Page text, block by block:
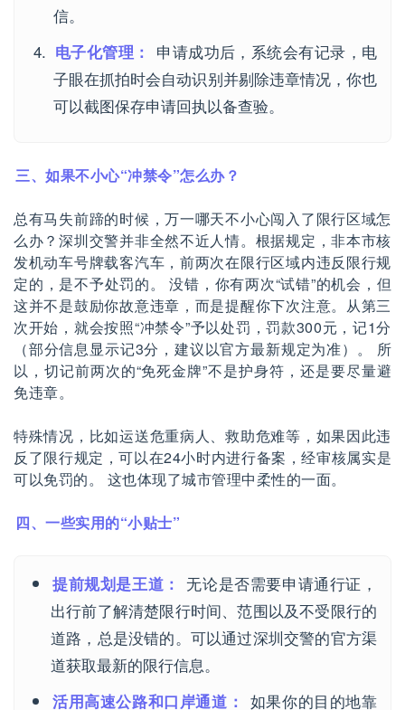
信。
电子化管理：
申请成功后，系统会有记录，电
子眼在抓拍时会自动识别并剔除违章情况，你也
可以截图保存申请回执以备查验。
三、如果不小心“冲禁令”怎么办？
总有马失前蹄的时候，万一哪天不小心闯入了限行区域怎
么办？深圳交警并非全然不近人情。根据规定，非本市核
发机动车号牌载客汽车，前两次在限行区域内违反限行规
定的，是不予处罚的。 没错，你有两次“试错”的机会，但
这并不是鼓励你故意违章，而是提醒你下次注意。从第三
次开始，就会按照“冲禁令”予以处罚，罚款300元，记1分
（部分信息显示记3分，建议以官方最新规定为准）。 所
以，切记前两次的“免死金牌”不是护身符，还是要尽量避
免违章。
特殊情况，比如运送危重病人、救助危难等，如果因此违
反了限行规定，可以在24小时内进行备案，经审核属实是
可以免罚的。 这也体现了城市管理中柔性的一面。
四、一些实用的“小贴士”
提前规划是王道：
无论是否需要申请通行证，
出行前了解清楚限行时间、范围以及不受限行的
道路，总是没错的。可以通过深圳交警的官方渠
道获取最新的限行信息。
活用高速公路和口岸通道：
如果你的目的地靠